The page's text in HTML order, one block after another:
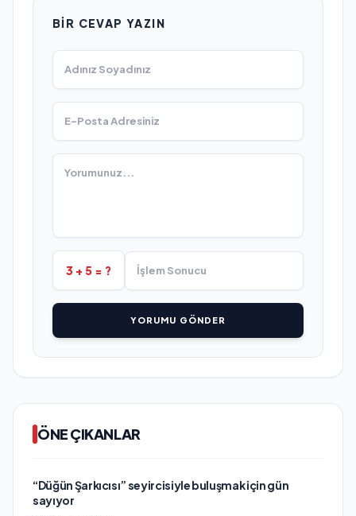
BIR CEVAP YAZIN
3 + 5 = ?
YORUMU GÖNDER
ÖNE ÇIKANLAR
“Düğün Şarkıcısı” seyircisiyle buluşmak için gün
sayıyor